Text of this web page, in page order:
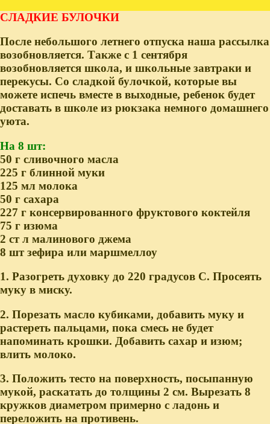
СЛАДКИЕ БУЛОЧКИ
После небольшого летнего отпуска наша рассылка
возобновляется. Также с 1 сентября
возобновляется школа, и школьные завтраки и
перекусы. Со сладкой булочкой, которые вы
можете испечь вместе в выходные, ребенок будет
доставать в школе из рюкзака немного домашнего
уюта.
На 8 шт:
50 г сливочного масла
225 г блинной муки
125 мл молока
50 г сахара
227 г консервированного фруктового коктейля
75 г изюма
2 ст л малинового джема
8 шт зефира или маршмеллоу
1. Разогреть духовку до 220 градусов С. Просеять
муку в миску.
2. Порезать масло кубиками, добавить муку и
растереть пальцами, пока смесь не будет
напоминать крошки. Добавить сахар и изюм;
влить молоко.
3. Положить тесто на поверхность, посыпанную
мукой, раскатать до толщины 2 см. Вырезать 8
кружков диаметром примерно с ладонь и
переложить на противень.